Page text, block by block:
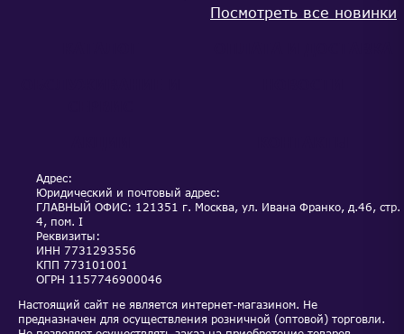
Посмотреть все новинки
Адрес:
Юридический и почтовый адрес:
ГЛАВНЫЙ ОФИС: 121351 г. Москва, ул. Ивана Франко, д.46, стр.
4, пом. I
Реквизиты:
ИНН 7731293556
КПП 773101001
ОГРН 1157746900046
Настоящий сайт не является интернет-магазином. Не
предназначен для осуществления розничной (оптовой) торговли.